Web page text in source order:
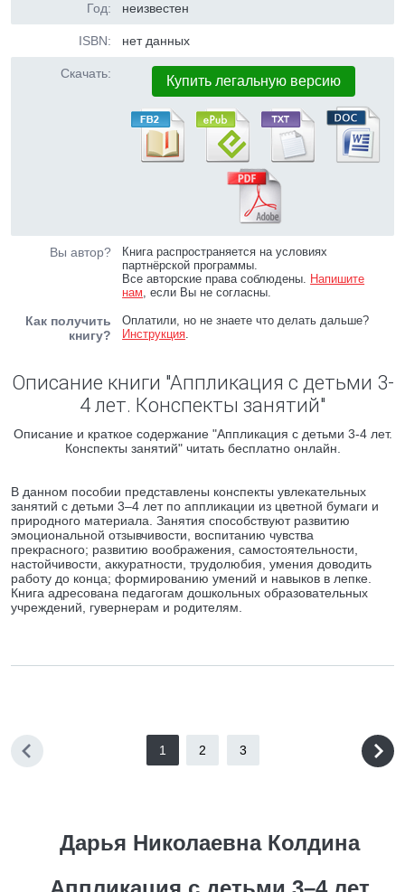
Год: неизвестен
ISBN: нет данных
Скачать: Купить легальную версию
Вы автор?
Книга распространяется на условиях
партнёрской программы.
Все авторские права соблюдены. Напишите
нам, если Вы не согласны.
Как получить
книгу?
Оплатили, но не знаете что делать дальше?
Инструкция.
Описание книги "Аппликация с детьми 3-
4 лет. Конспекты занятий"
Описание и краткое содержание "Аппликация с детьми 3-4 лет.
Конспекты занятий" читать бесплатно онлайн.
В данном пособии представлены конспекты увлекательных
занятий с детьми 3–4 лет по аппликации из цветной бумаги и
природного материала. Занятия способствуют развитию
эмоциональной отзывчивости, воспитанию чувства
прекрасного; развитию воображения, самостоятельности,
настойчивости, аккуратности, трудолюбия, умения доводить
работу до конца; формированию умений и навыков в лепке.
Книга адресована педагогам дошкольных образовательных
учреждений, гувернерам и родителям.
1 2 3
Дарья Николаевна Колдина